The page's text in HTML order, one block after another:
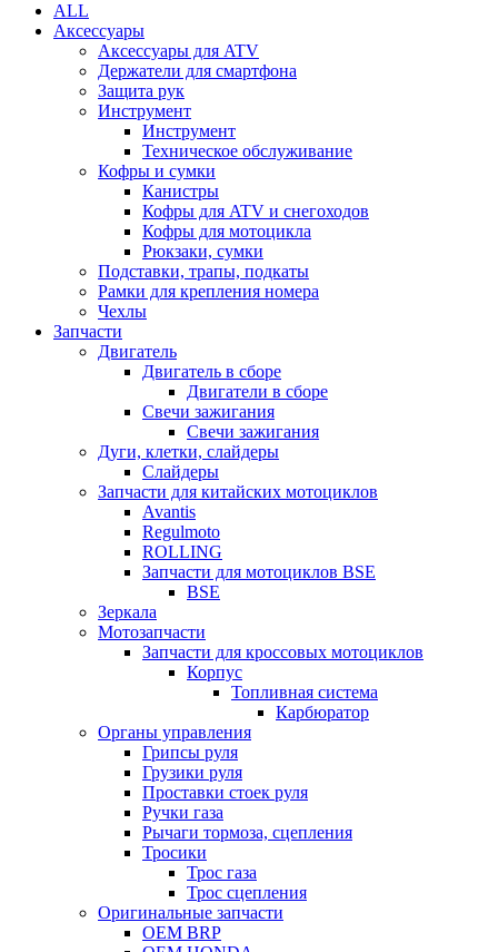
ALL
Аксессуары
Аксессуары для ATV
Держатели для смартфона
Защита рук
Инструмент
Инструмент
Техническое обслуживание
Кофры и сумки
Канистры
Кофры для ATV и снегоходов
Кофры для мотоцикла
Рюкзаки, сумки
Подставки, трапы, подкаты
Рамки для крепления номера
Чехлы
Запчасти
Двигатель
Двигатель в сборе
Двигатели в сборе
Свечи зажигания
Свечи зажигания
Дуги, клетки, слайдеры
Слайдеры
Запчасти для китайских мотоциклов
Avantis
Regulmoto
ROLLING
Запчасти для мотоциклов BSE
BSE
Зеркала
Мотозапчасти
Запчасти для кроссовых мотоциклов
Корпус
Топливная система
Карбюратор
Органы управления
Грипсы руля
Грузики руля
Проставки стоек руля
Ручки газа
Рычаги тормоза, сцепления
Тросики
Трос газа
Трос сцепления
Оригинальные запчасти
OEM BRP